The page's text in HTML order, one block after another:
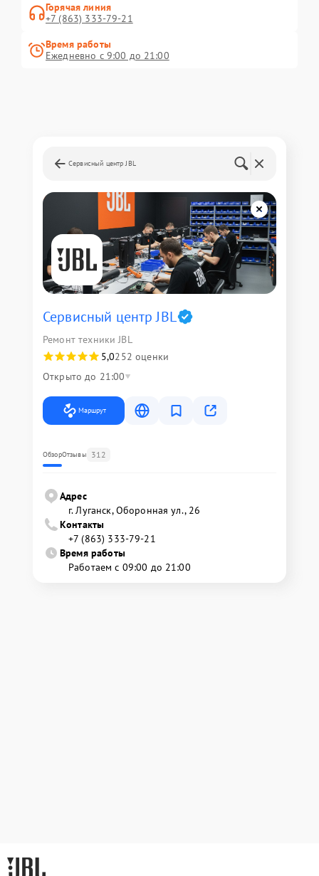
Горячая линия
+7 (863) 333-79-21
Время работы
Ежедневно с 9:00 до 21:00
Сервисный центр JBL
Сервисный центр JBL
Ремонт техники JBL
5,0252 оценки
Открыто до 21:00
Маршрут
ОбзорОтзывы 312
Адрес
г. Луганск, Оборонная ул., 26
Контакты
+7 (863) 333-79-21
Время работы
Работаем с 09:00 до 21:00